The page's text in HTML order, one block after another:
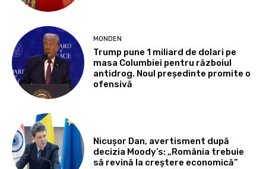
MONDEN
Trump pune 1 miliard de dolari pe
masa Columbiei pentru războiul
antidrog. Noul președinte promite o
ofensivă
Nicușor Dan, avertisment după
decizia Moody’s: „România trebuie
să revină la creștere economică”